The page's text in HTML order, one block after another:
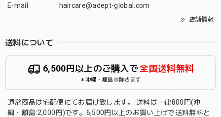
E-mail
haircare@adept-global.com
店舗情報
送料について
6,500円以上のご購入で全国送料無料
＊沖縄・離島は除きます
通常商品は宅配便にてお届け致します。 送料は一律800円(沖
縄・離島:2,000円)です。6,500円以上のお買い上げで送料無料と